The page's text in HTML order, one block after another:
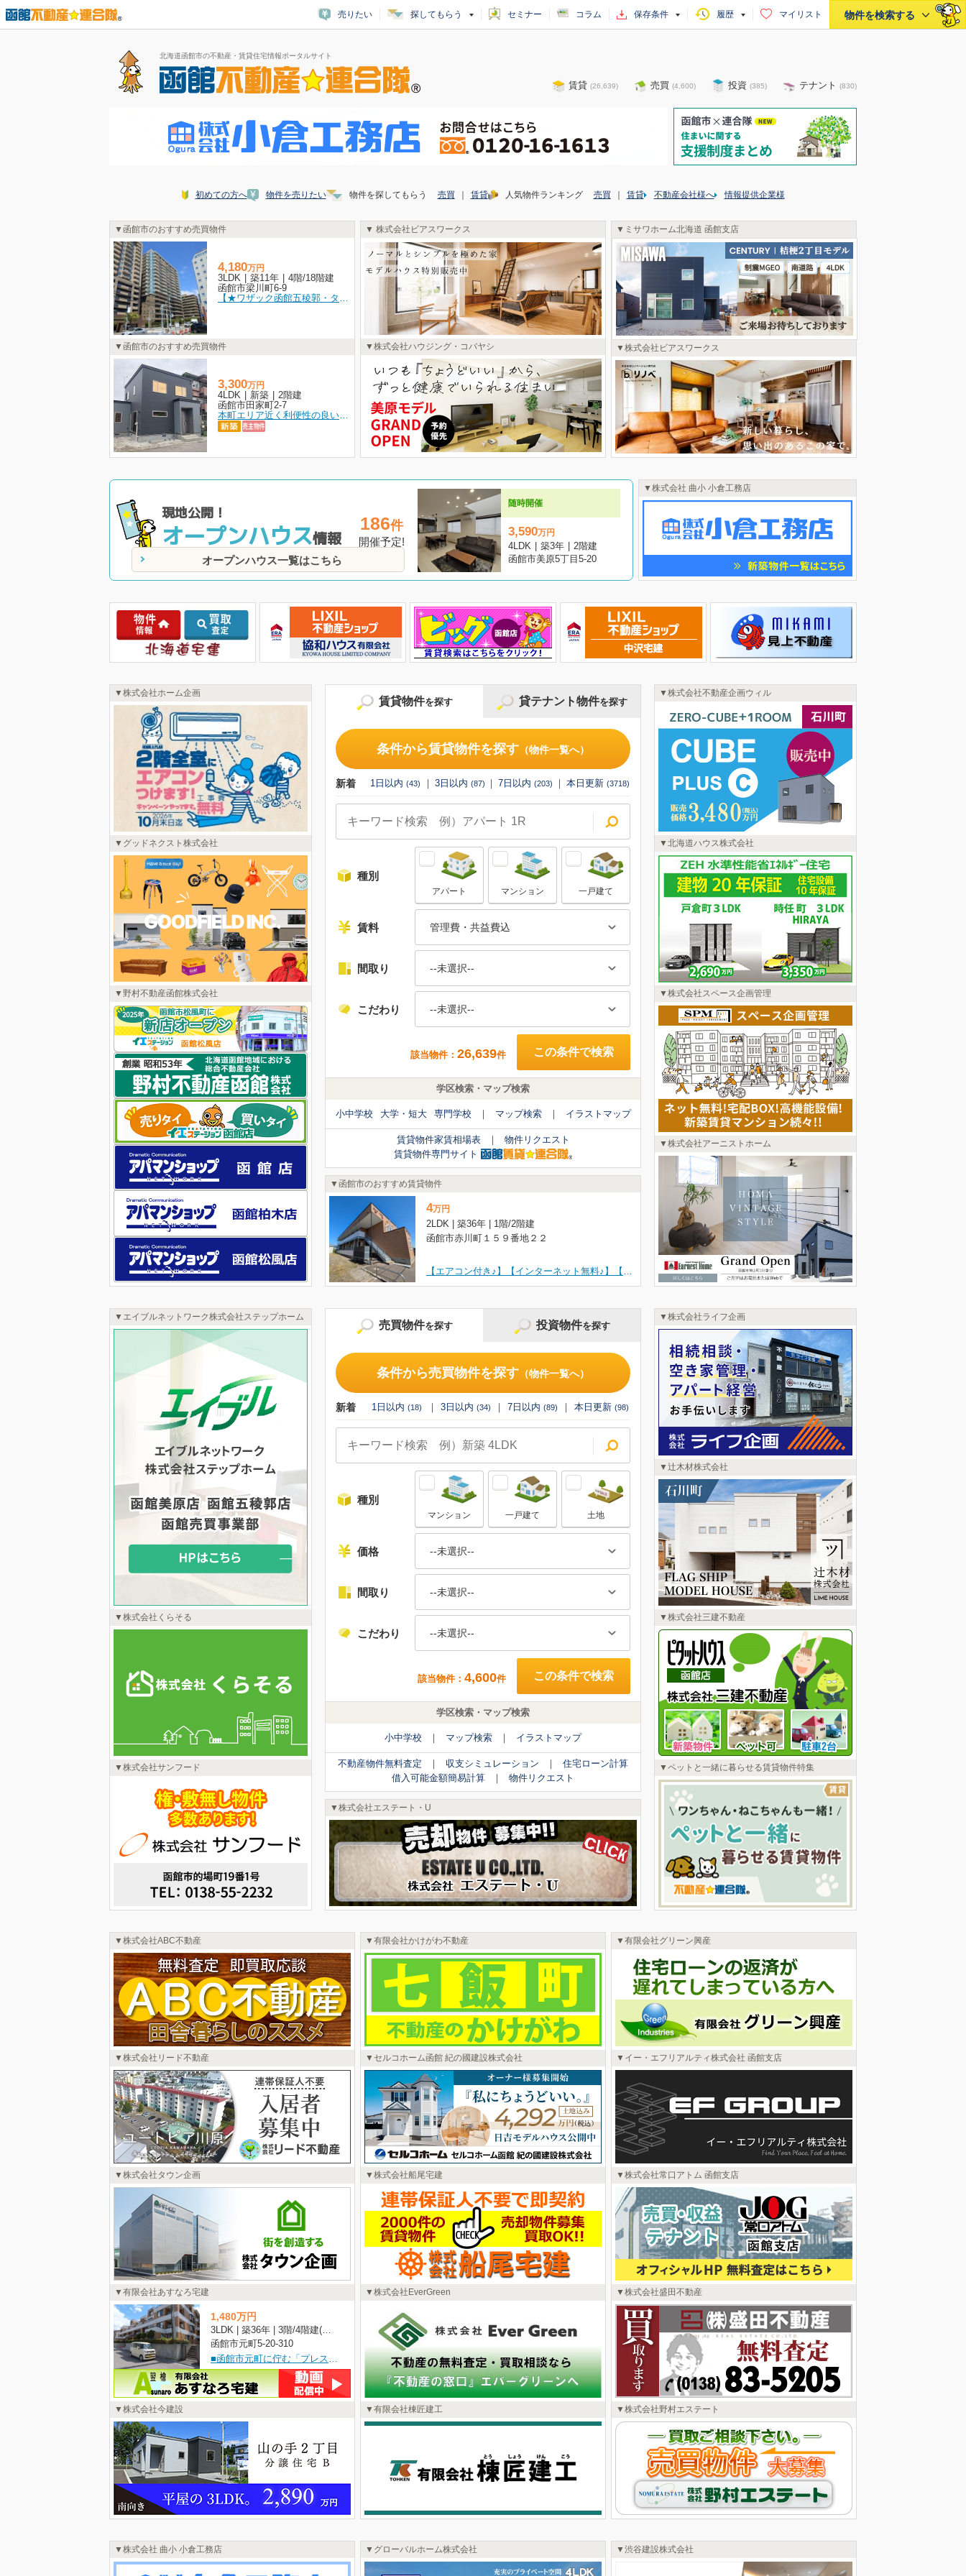
売りたい 探してもらう セミナー コラム 保存条件 履歴 マイリスト 物件を検索する
北海道函館市の不動産・賃貸住宅情報ポータルサイト
賃貸 (26,639) 売買 (4,600) 投資 (385) テナント (830)
初めての方へ 物件を売りたい 物件を探してもらう 売買 賃貸 人気物件ランキング 売買 賃貸 不動産会社様へ 情報提供企業様
函館市のおすすめ売買物件
4,180万円
3LDK | 築11年 | 4階/18階建
函館市梁川町6-9
函館市のおすすめ売買物件
3,300万円
4LDK | 新築 | 2階建
函館市田家町2-7
株式会社ビアスワークス
株式会社ハウジング・コバヤシ
ミサワホーム北海道 函館支店
株式会社ビアスワークス
現地公開！
オープンハウス情報
186件
開催予定!
オープンハウス一覧はこちら
随時開催
3,590万円
4LDK 築3年
2階建
函館市美原5丁目5-20
株式会社 曲小 小倉工務店
ご迷惑をおかけして申し訳ございませんが
少々お待ちください。
株式会社ホーム企画
グッドネクスト株式会社
野村不動産函館株式会社
賃貸物件を探す
条件から賃貸物件を探す （物件一覧へ）
新着 1日以内 (43) 3日以内 (87) 7日以内(203) 本日更新 (3718)
種別
アパート マンション 一戸建て
賃料 管理費・共益費込
間取り --未選択--
こだわり --未選択--
該当物件： 26,639件
学区検索・マップ検索
小中学校 大学・短大 専門学校 マップ検索 イラストマップ
賃貸物件家賃相場表
物件リクエスト
賃貸物件専門サイト
貸テナント物件を探す
条件から貸テナント物件を探す（物件一覧へ）
新着 1日以内(2) 3日以内(4 7日以内(6) 本日更新(50)
種別
店舗 事務所 倉庫・工場等
賃料 管理費・共益費込
広さ --未選択--
こだわり --未選択--
--未選択--
該当物件： 650件
貸テナント物件家賃相場表
物件リクエスト
貸テナント物件専門サイト
函館市のおすすめ賃貸物件
4万円
2LDK | 築36年 | 1階/2階建
函館市赤川町１５９番地２２
株式会社不動産企画ウィル
北海道ハウス株式会社
株式会社スペース企画管理
株式会社アーニストホーム
エイブルネットワーク株式会社ステップホーム
株式会社くらそる
株式会社サンフード
売買物件を探す
条件から売買物件を探す （物件一覧へ）
新着 1日以内 (18) 3日以内 (34) 7日以内 (89) 本日更新 (98)
種別
マンション 一戸建て 土地
価格 --未選択--
間取り --未選択--
こだわり --未選択--
該当物件： 4,600件
学区検索・マップ検索
小中学校 マップ検索 イラストマップ
不動産物件無料査定 収支シミュレーション
住宅ローン計算
借入可能金額簡易計算
物件リクエスト
投資物件を探す
条件から投資物件を探す （物件一覧へ）
新着 1日以内(1) 3日以内(4) 7日以内 (8) 本日更新 (17)
種別
一棟 区分 事業用
価格 --未選択--
利回り
築年
--未選択--
該当物件： 385件
不動産物件無料査定 収支シミュレーション
住宅ローン計算
借入可能金額簡易計算
物件リクエスト
不動産投資専門サイト
株式会社エステート・U
株式会社ライフ企画
辻木材株式会社
株式会社三建不動産
ペットと一緒に暮らせる賃貸物件特集
株式会社ABC不動産
株式会社リード不動産
株式会社タウン企画
有限会社あすなろ宅建
1,480万円
3LDK | 築36年 | 3階/4階建(地下1階)
函館市元町5-20-310
■函館市元町に佇む「プレステージ函館元町」3階のお部屋をご紹介します。広々84.95㎡の3LDKは、ご家族皆様でゆったりお過ごしいただける空間です■2026年5月完了の室内リフォームでクロスやフローリング、畳も新しくなり、気持ちの良い新生活をスタートできます。LDKは18.8帖(LD15.3+K3.5)、南西向きの大型バルコニーからは函館山を望み、日当たりも良好な角部屋。建物前面道路および屋上階からは函館港を望めます。全居室収納やシューズボックスも完備で、お部屋をすっきり保てます■周辺には認定こども園や高校が徒歩2分、コープさっぽろや病院、郵便局、コンビニなど徒歩圏内で、日々の暮らしに便利な施設が揃っています。函館市電「末広町」停まで徒歩9分、バス停も徒歩6分と交通アクセスも良好です■オートロックやモニタ付インターホンでセキュリティも安心。歴史と自然を感じる元町エリアで、快適な暮らしを始めてみませんか？パノラマ写真で室内の様子をぜひご覧ください！■物件に関することは「㈲あすなろ宅建☎0138-45-2103(よいふどうさん)」までお気軽にお問い合わせください☆★☆
株式会社今建設
有限会社かけがわ不動産
セルコホーム函館 紀の國建設株式会社
株式会社船尾宅建
株式会社EverGreen
有限会社棟匠建工
有限会社グリーン興産
イー・エフリアルティ株式会社 函館支店
株式会社常口アトム 函館支店
株式会社盛田不動産
株式会社野村エステート
株式会社 曲小 小倉工務店 グローバルホーム株式会社 渋谷建設株式会社